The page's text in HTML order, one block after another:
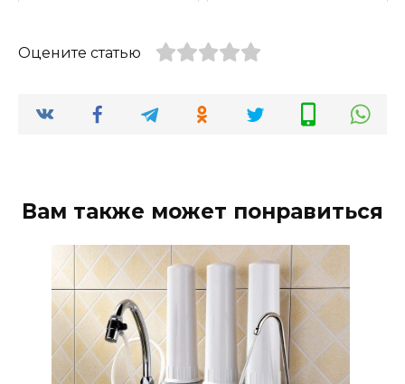
Оцените статью
Вам также может понравиться